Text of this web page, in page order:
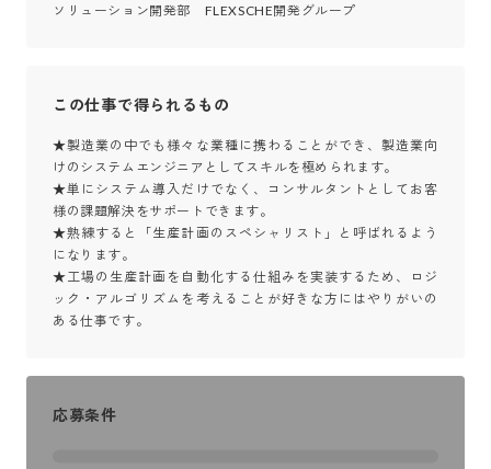
ソリューション開発部　FLEXSCHE開発グループ
この仕事で得られるもの
★製造業の中でも様々な業種に携わることができ、製造業向
けのシステムエンジニアとしてスキルを極められます。
★単にシステム導入だけでなく、コンサルタントとしてお客
様の課題解決をサポートできます。
★熟練すると「生産計画のスペシャリスト」と呼ばれるよう
になります。
★工場の生産計画を自動化する仕組みを実装するため、ロジ
ック・アルゴリズムを考えることが好きな方にはやりがいの
ある仕事です。
応募条件